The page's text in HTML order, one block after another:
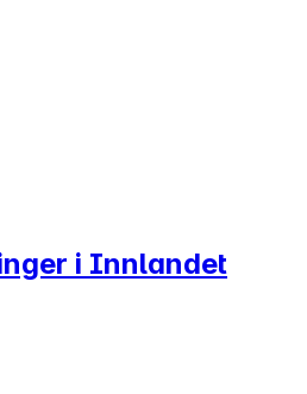
i Innlandet